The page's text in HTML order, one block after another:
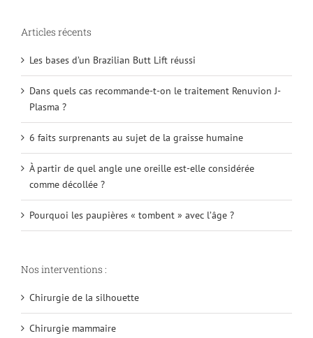
Articles récents
Les bases d’un Brazilian Butt Lift réussi
Dans quels cas recommande-t-on le traitement Renuvion J-
Plasma ?
6 faits surprenants au sujet de la graisse humaine
À partir de quel angle une oreille est-elle considérée
comme décollée ?
Pourquoi les paupières « tombent » avec l’âge ?
Nos interventions :
Chirurgie de la silhouette
Chirurgie mammaire